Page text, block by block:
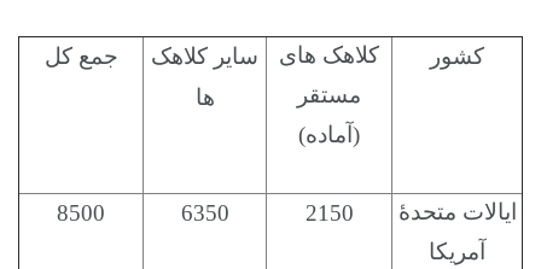
کشور
کلاهک های
مستقر
(آماده)
سایر کلاهک
ها
جمع کل
ایالات متحدۀ
آمریکا
2150
6350
8500